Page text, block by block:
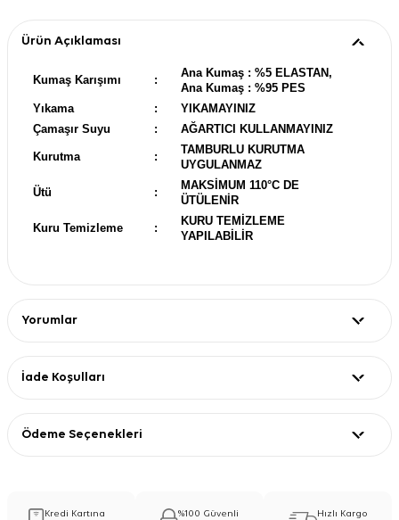
Ürün Açıklaması
Kumaş Karışımı :
Ana Kumaş : %5 ELASTAN,
Ana Kumaş : %95 PES
Yıkama
:
YIKAMAYINIZ
Çamaşır Suyu
: AĞARTICI KULLANMAYINIZ
Kurutma :
TAMBURLU KURUTMA
UYGULANMAZ
Ütü :
MAKSİMUM 110°C DE
ÜTÜLENİR
Kuru Temizleme :
KURU TEMİZLEME
YAPILABİLİR
Yorumlar
İade Koşulları
Ödeme Seçenekleri
Kredi Kartına
%100 Güvenli
Hızlı Kargo